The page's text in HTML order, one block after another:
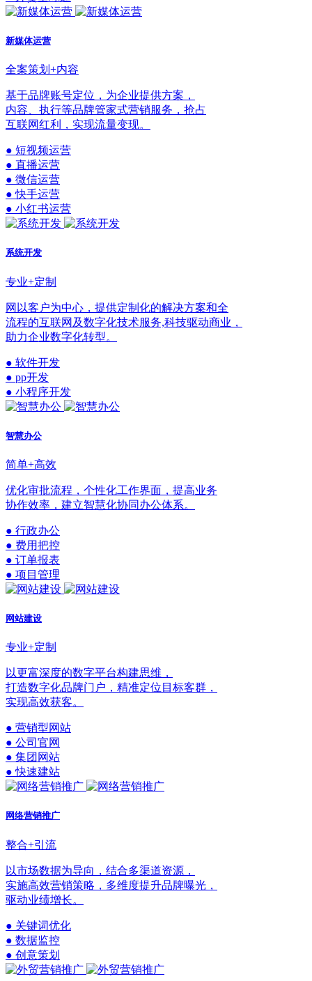
新媒体运营
全案策划+内容
基于品牌账号定位，为企业提供方案，
内容、执行等品牌管家式营销服务，抢占
互联网红利，实现流量变现。
● 短视频运营
● 直播运营
● 微信运营
● 快手运营
● 小红书运营
系统开发
专业+定制
网以客户为中心，提供定制化的解决方案和全
流程的互联网及数字化技术服务,科技驱动商业，
助力企业数字化转型。
● 软件开发
● pp开发
● 小程序开发
智慧办公
简单+高效
优化审批流程，个性化工作界面，提高业务
协作效率，建立智慧化协同办公体系。
● 行政办公
● 费用把控
● 订单报表
● 项目管理
网站建设
专业+定制
以更富深度的数字平台构建思维，
打造数字化品牌门户，精准定位目标客群，
实现高效获客。
● 营销型网站
● 公司官网
● 集团网站
● 快速建站
网络营销推广
整合+引流
以市场数据为导向，结合多渠道资源，
实施高效营销策略，多维度提升品牌曝光，
驱动业绩增长。
● 关键词优化
● 数据监控
● 创意策划